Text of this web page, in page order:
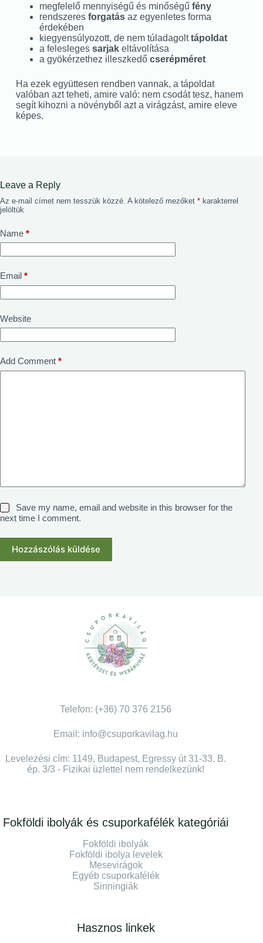
megfelelő mennyiségű és minőségű fény
rendszeres forgatásaz egyenletes forma
érdekében
kiegyensúlyozott, de nem túladagolttápoldat
a felesleges sarjakeltávolítása
a gyökérzethez illeszkedő cserépméret
Ha ezek együttesen rendben vannak, a tápoldat
valóban azt teheti, amire való: nem csodát tesz, hanem
segít kihozni a növényből azt a virágzást, amire eleve
képes.
Leave a Reply
Az e-mail címet nem tesszük közzé. A kötelező mezőket * karakterrel
jelöltük
Name *
Email *
Website
Add Comment *
Save my name, email and website in this browser for the
next time I comment.
Hozzászólás küldése
Telefon: (+36) 70 376 2156
Email: info@csuporkavilag.hu
Levelezési cím: 1149, Budapest, Egressy út 31-33. B.
ép. 3/3 - Fizikai üzlettel nem rendelkezünk!
Fokföldi ibolyák és csuporkafélék kategóriái
Fokföldi ibolyák
Fokföldi ibolya levelek
Mesevirágok
Egyéb csuporkafélék
Sinningiák
Hasznos linkek